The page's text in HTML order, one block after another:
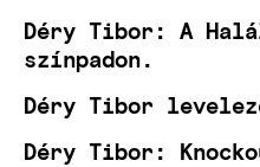
Déry Tibor: A
színpadon.
Déry Tibor
Déry Tibor: